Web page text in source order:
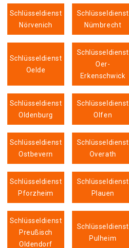
Schlüsseldienst
Nörvenich
Schlüsseldienst
Nümbrecht
Schlüsseldienst
Oelde
Schlüsseldienst
Oer-
Erkenschwick
Schlüsseldienst
Oldenburg
Schlüsseldienst
Olfen
Schlüsseldienst
Ostbevern
Schlüsseldienst
Overath
Schlüsseldienst
Pforzheim
Schlüsseldienst
Plauen
Schlüsseldienst
Preußisch
Oldendorf
Schlüsseldienst
Pulheim